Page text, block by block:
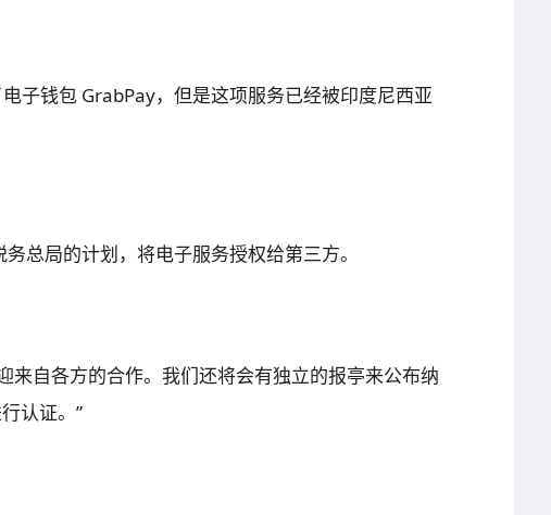
子钱包 GrabPay，但是这项服务已经被印度尼西亚
总局的计划，将电子服务授权给第三方。
来自各方的合作。我们还将会有独立的报亭来公布纳
认证。”